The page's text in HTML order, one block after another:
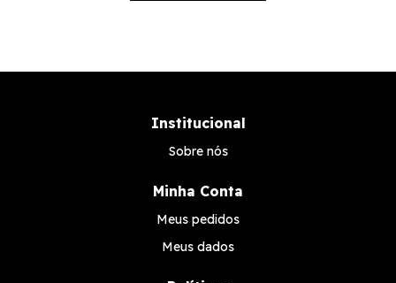
Institucional
Sobre nós
Minha Conta
Meus pedidos
Meus dados